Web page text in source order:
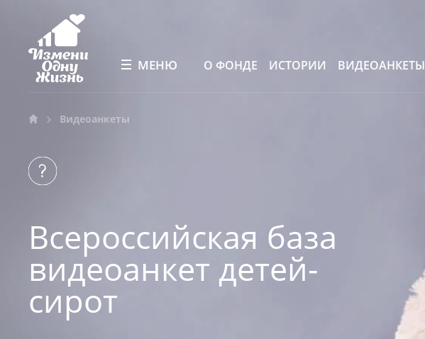
МЕНЮ О ФОНДЕ ИСТОРИИ ВИДЕОАНКЕТЫ
Видеоанкеты
Всероссийская база
видеоанкет детей-
сирот